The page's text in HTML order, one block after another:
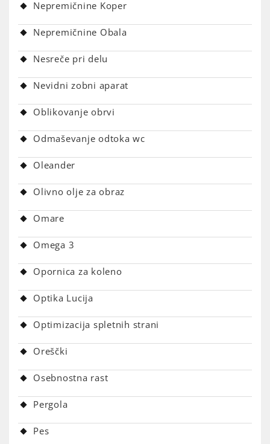
Nepremičnine Koper
Nepremičnine Obala
Nesreče pri delu
Nevidni zobni aparat
Oblikovanje obrvi
Odmaševanje odtoka wc
Oleander
Olivno olje za obraz
Omare
Omega 3
Opornica za koleno
Optika Lucija
Optimizacija spletnih strani
Oreščki
Osebnostna rast
Pergola
Pes